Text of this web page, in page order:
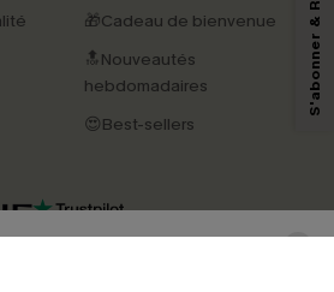
🎁Cadeau de bienvenue
🔝Nouveautés
hebdomadaires
😍Best-sellers
4.4
collectées sur notre site ainsi que des
de mesurer votre engagement, de
et nos offres, et de vous recommander des
intéresser, conformément à notre
Politique de
vous désabonner à tout moment.